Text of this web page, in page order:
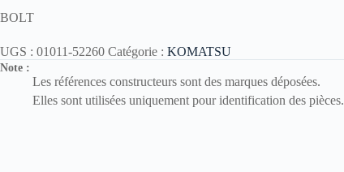
BOLT
UGS : 01011-52260 Catégorie : KOMATSU
Note :
Les références constructeurs sont des marques déposées.
Elles sont utilisées uniquement pour identification des pièces.